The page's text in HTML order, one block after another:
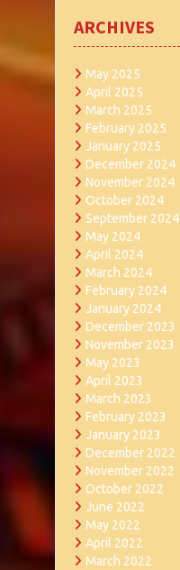
ARCHIVES
May 2025
April 2025
March 2025
February 2025
January 2025
December 2024
November 2024
October 2024
September 2024
May 2024
April 2024
March 2024
February 2024
January 2024
December 2023
November 2023
May 2023
April 2023
March 2023
February 2023
January 2023
December 2022
November 2022
October 2022
June 2022
May 2022
April 2022
March 2022